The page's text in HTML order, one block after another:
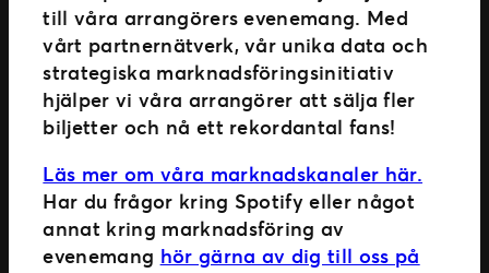
till våra arrangörers evenemang. Med
vårt partnernätverk, vår unika data och
strategiska marknadsföringsinitiativ
hjälper vi våra arrangörer att sälja fler
biljetter och nå ett rekordantal fans!
Läs mer om våra marknadskanaler här.
Har du frågor kring Spotify eller något
annat kring marknadsföring av
evenemang hör gärna av dig till oss på